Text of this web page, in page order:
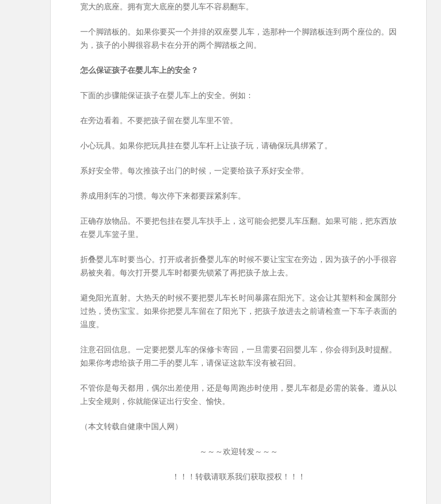
宽大的底座。拥有宽大底座的婴儿车不容易翻车。
一个脚踏板的。如果你要买一个并排的双座婴儿车，选那种一个脚踏板连到两个座位的。因
为，孩子的小脚很容易卡在分开的两个脚踏板之间。
怎么保证孩子在婴儿车上的安全？
下面的步骤能保证孩子在婴儿车上的安全。例如：
在旁边看着。不要把孩子留在婴儿车里不管。
小心玩具。如果你把玩具挂在婴儿车杆上让孩子玩，请确保玩具绑紧了。
系好安全带。每次推孩子出门的时候，一定要给孩子系好安全带。
养成用刹车的习惯。每次停下来都要踩紧刹车。
正确存放物品。不要把包挂在婴儿车扶手上，这可能会把婴儿车压翻。如果可能，把东西放
在婴儿车篮子里。
折叠婴儿车时要当心。打开或者折叠婴儿车的时候不要让宝宝在旁边，因为孩子的小手很容
易被夹着。每次打开婴儿车时都要先锁紧了再把孩子放上去。
避免阳光直射。大热天的时候不要把婴儿车长时间暴露在阳光下。这会让其塑料和金属部分
过热，烫伤宝宝。如果你把婴儿车留在了阳光下，把孩子放进去之前请检查一下车子表面的
温度。
注意召回信息。一定要把婴儿车的保修卡寄回，一旦需要召回婴儿车，你会得到及时提醒。
如果你考虑给孩子用二手的婴儿车，请保证这款车没有被召回。
不管你是每天都用，偶尔出差使用，还是每周跑步时使用，婴儿车都是必需的装备。遵从以
上安全规则，你就能保证出行安全、愉快。
（本文转载自健康中国人网）
～～～欢迎转发～～～
！！！转载请联系我们获取授权！！！